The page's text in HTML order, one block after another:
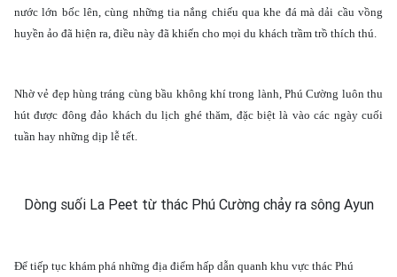
nước lớn bốc lên, cùng những tia nắng chiếu qua khe đá mà dải cầu vồng
huyền ảo đã hiện ra, điều này đã khiến cho mọi du khách trầm trồ thích thú.
Nhờ vẻ đẹp hùng tráng cùng bầu không khí trong lành, Phú Cường luôn thu
hút được đông đảo khách du lịch ghé thăm, đặc biệt là vào các ngày cuối
tuần hay những dịp lễ tết.
Dòng suối La Peet từ thác Phú Cường chảy ra sông Ayun
Để tiếp tục khám phá những địa điểm hấp dẫn quanh khu vực thác Phú